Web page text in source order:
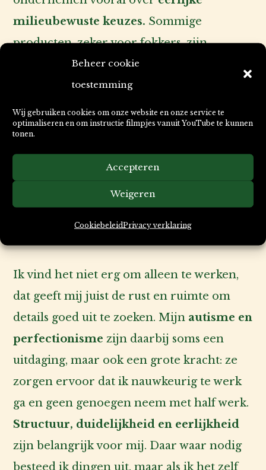
Beheer cookie
toestemming
Wij gebruiken cookies om onze website en onze service te
optimaliseren en om instructie filmpjes vanuit YouTube te kunnen
tonen.
Accepteren
Weigeren
CookiebeleidPrivacy verklaring
milieubewuste keuzes. Sommige
producten, zeker voor fokkers, zijn
onmisbaar maar niet ideaal voor het
milieu. Ik zoek naar de beste balans: zoveel
mogelijk milieuvriendelijke keuzes,
zonder het praktische uit het oog te
Doorzettingsvermogen en
Ik vind het niet erg om alleen te werken,
dat geeft mij juist de rust en ruimte om
details goed uit te zoeken. Mijn autisme en
perfectionisme zijn daarbij soms een
uitdaging, maar ook een grote kracht: ze
zorgen ervoor dat ik nauwkeurig te werk
ga en geen genoegen neem met half werk.
Structuur, duidelijkheid en eerlijkheid
zijn belangrijk voor mij. Daar waar nodig
besteed ik dingen uit, maar als ik het zelf